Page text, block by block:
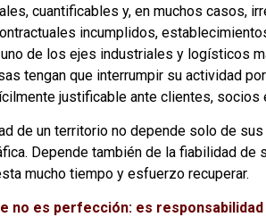
cuantificables y, en muchos casos,
incumplidos,
de los ejes industriales y logísticos
tengan que interrumpir su actividad
justificable ante clientes, socios
de un territorio no depende solo de
Depende también de la fiabilidad de
mucho tiempo y esfuerzo recuperar.
no es perfección: es